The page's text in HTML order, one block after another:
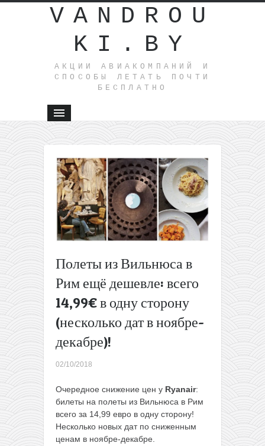
VANDROU
KI.BY
АКЦИИ АВИАКОМПАНИЙ И
СПОСОБЫ ЛЕТАТЬ ПОЧТИ
БЕСПЛАТНО
Полеты из Вильнюса в
Рим ещё дешевле: всего
14,99€ в одну сторону
(несколько дат в ноябре-
декабре)!
02/10/2018
Очередное снижение цен у Ryanair:
билеты на полеты из Вильнюса в Рим
всего за 14,99 евро в одну сторону!
Несколько новых дат по сниженным
ценам в ноябре-декабре.
16
билетов
в Европу
9,99€
Летим на
остров
Крит
4€ из
→